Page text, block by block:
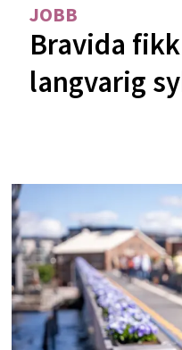
JOBB
Bravida
langvarig